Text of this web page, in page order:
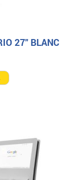
27″ BLANC